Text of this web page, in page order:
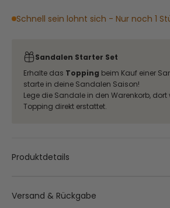
Schnell sein lohnt sich - Nur noch 1
Sandalen Starter Set
Erhalte das Topping beim Kauf einer
starte in deine Sandalen Saison!
Lege die Sandale in den Warenkorb,
Topping direkt erstattet.
Produktdetails
Versand & Rückgabe